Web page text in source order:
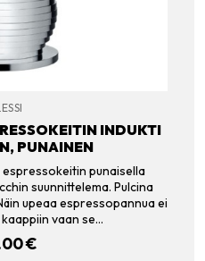
INDUKTI
PUNAINEN
espressokeitin punaisella
suunnittelema. Pulcina
upeaa espressopannua ei
vaan se…
€